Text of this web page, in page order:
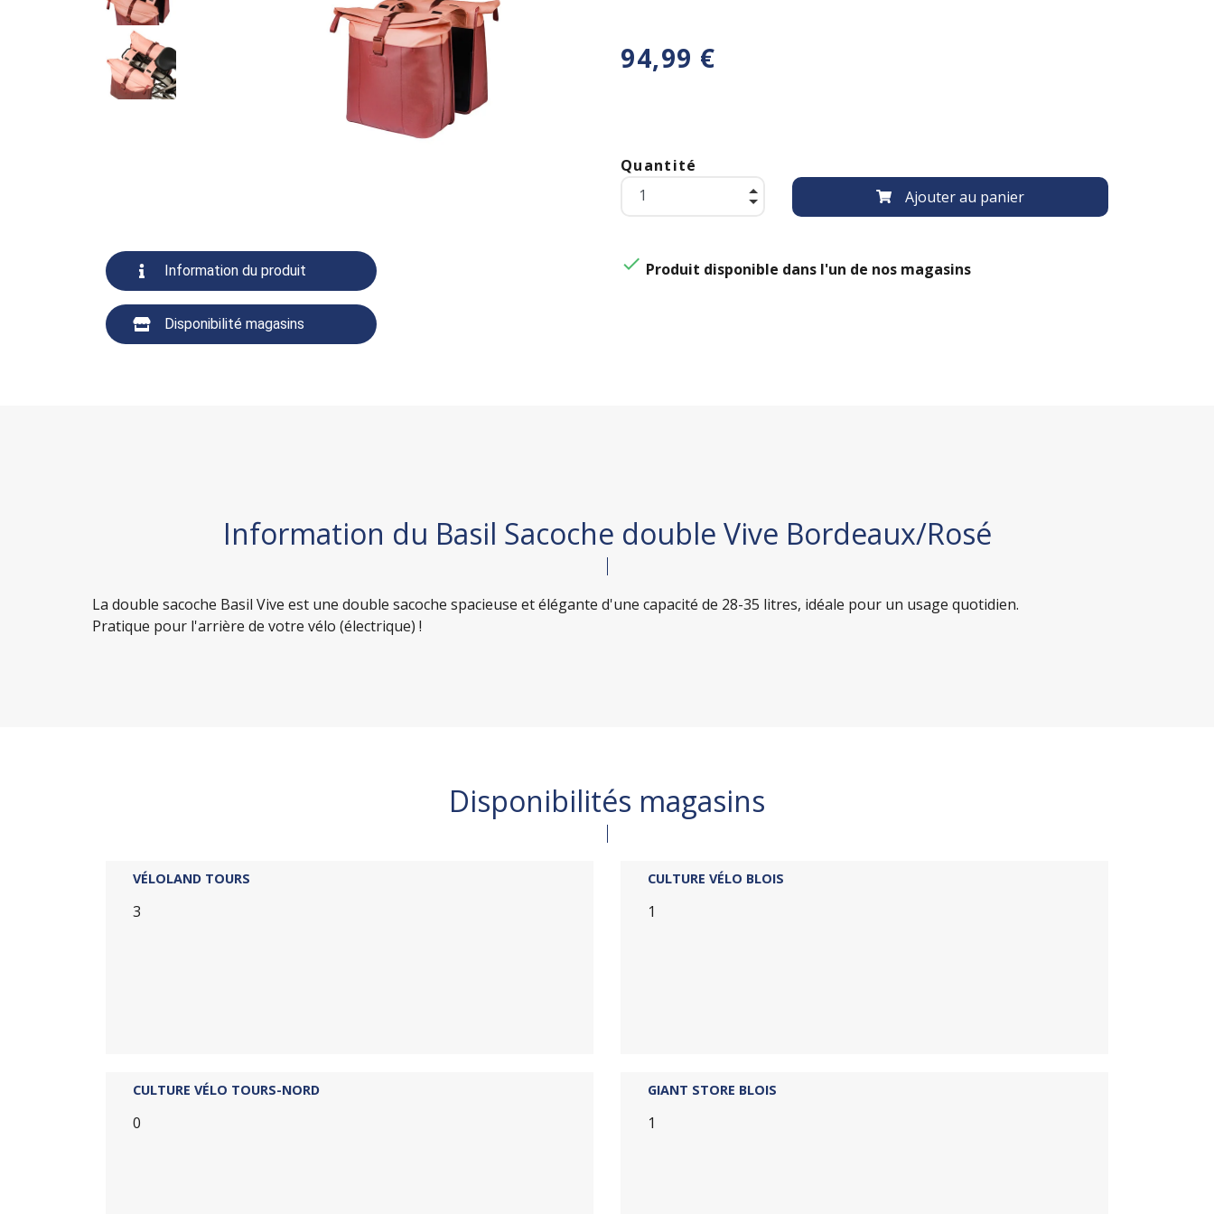
Information du produit
Disponibilité magasins
94,99 €
Quantité
Ajouter au panier
 Produit disponible dans l'un de nos magasins
Information du Basil Sacoche double Vive Bordeaux/Rosé
La double sacoche Basil Vive est une double sacoche spacieuse et élégante d'une capacité de 28-35 litres, idéale pour un usage quotidien.
Pratique pour l'arrière de votre vélo (électrique) !
Disponibilités magasins
VÉLOLAND TOURS
3
CULTURE VÉLO BLOIS
1
CULTURE VÉLO TOURS-NORD
0
GIANT STORE BLOIS
1